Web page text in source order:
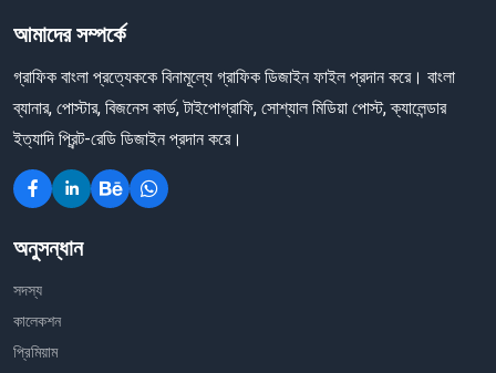
আমাদের সম্পর্কে
গ্রাফিক বাংলা প্রত্যেককে বিনামূল্যে গ্রাফিক ডিজাইন ফাইল প্রদান করে। বাংলা
ব্যানার, পোস্টার, বিজনেস কার্ড, টাইপোগ্রাফি, সোশ্যাল মিডিয়া পোস্ট, ক্যালেন্ডার
ইত্যাদি প্রিন্ট-রেডি ডিজাইন প্রদান করে।
অনুসন্ধান
সদস্য
কালেকশন
প্রিমিয়াম